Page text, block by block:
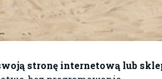
stronę internetową lub